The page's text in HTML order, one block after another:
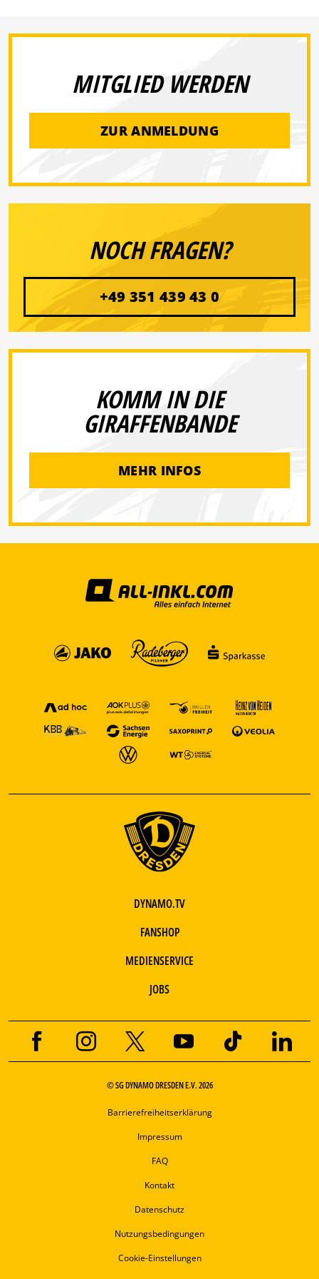
MITGLIED WERDEN
ZUR ANMELDUNG
NOCH FRAGEN?
+49 351 439 43 0
KOMM IN DIE
GIRAFFENBANDE
MEHR INFOS
DYNAMO.TV
FANSHOP
MEDIENSERVICE
JOBS
© SG DYNAMO DRESDEN E.V. 2026
Barrierefreiheitserklärung
Impressum
FAQ
Kontakt
Datenschutz
Nutzungsbedingungen
Cookie-Einstellungen